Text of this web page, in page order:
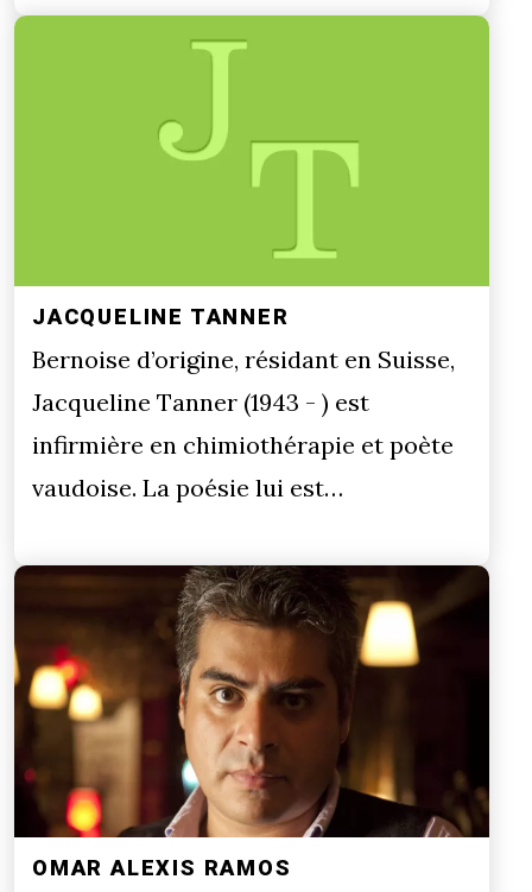
JACQUELINE TANNER
Bernoise d’origine, résidant en Suisse,
Jacqueline Tanner (1943 - ) est
infirmière en chimiothérapie et poète
vaudoise. La poésie lui est…
OMAR ALEXIS RAMOS